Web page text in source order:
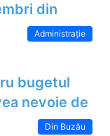
din
Administrație
bugetul
nevoie de
Din Buzău